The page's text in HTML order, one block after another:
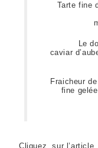
Tarte fine
Le
caviar
Fraicheur
fine
Cliquez sur l’article